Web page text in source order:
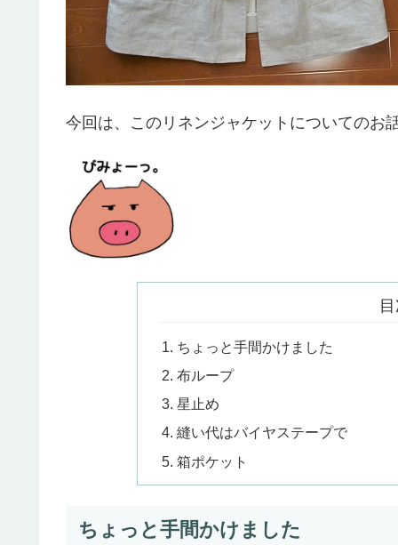
今回は、このリネンジャケットについてのお
ちょっと手間かけました
布ループ
星止め
縫い代はバイヤステープで
箱ポケット
ちょっと手間かけました